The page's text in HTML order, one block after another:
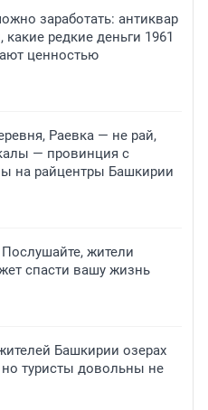
заработать: антиквар
редкие деньги 1961
ценностью
Раевка — не рай,
— провинция с
на райцентры Башкирии
жители
спасти вашу жизнь
Башкирии озерах
туристы довольны не